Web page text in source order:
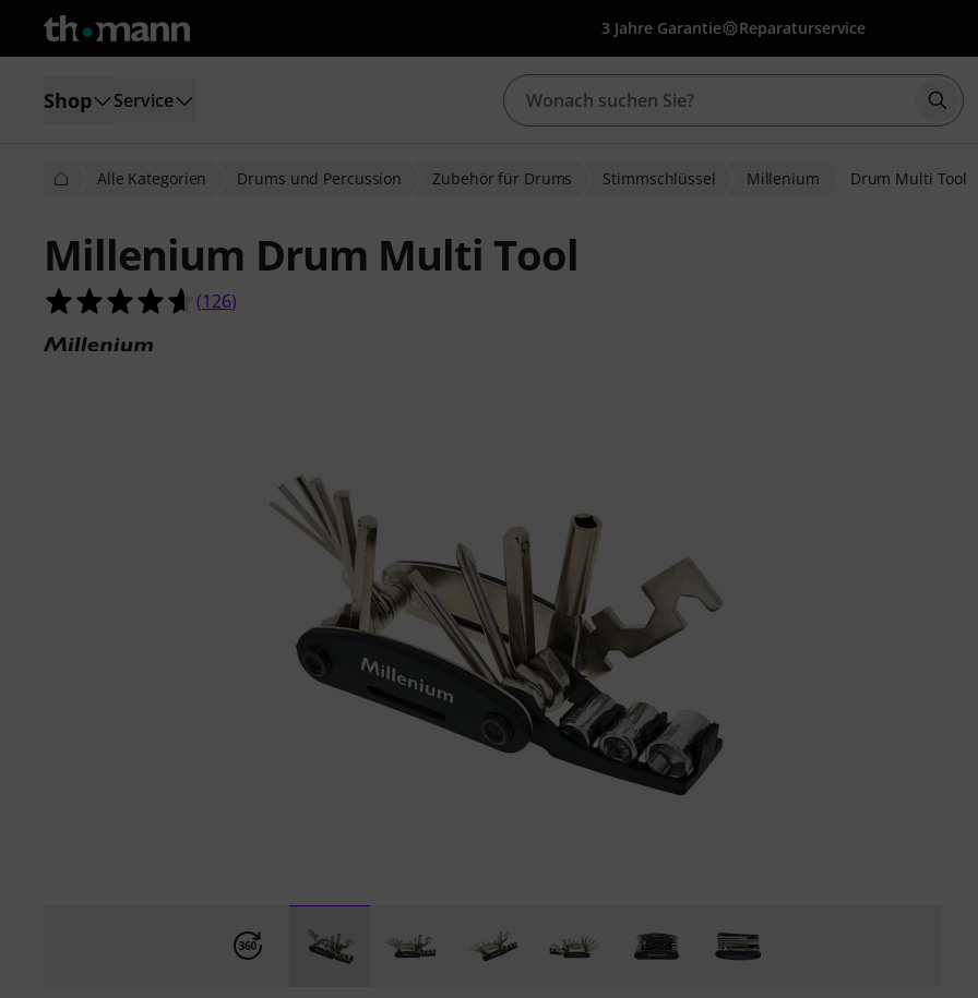
3 Jahre Garantie Reparaturservice
Shop Service
Alle Kategorien Drums und Percussion Zubehör für Drums Stimmschlüssel Millenium Drum Multi Tool
Millenium Drum Multi Tool
4.6 von 5 Sternen aus 126 Kundenbewertungen
(126)